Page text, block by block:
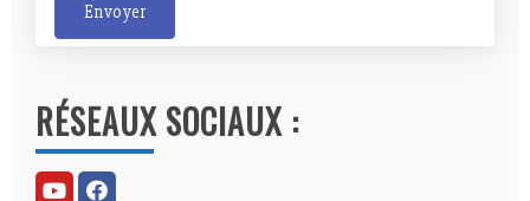
Envoyer
t
e
r
RÉSEAUX SOCIAUX :